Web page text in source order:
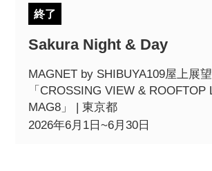
終了
Sakura Night & Day
MAGNET by SHIBUYA109屋上展
「CROSSING VIEW & ROOFTOP
MAG8」 | 東京都
2026年6月1日~6月30日